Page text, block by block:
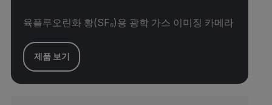
육플루오린화 황(SF₆)용 광학 가스 이미징 카메라
제품 보기